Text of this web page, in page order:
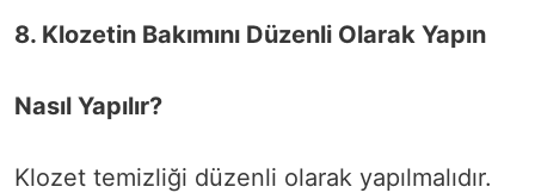
8. Klozetin Bakımını Düzenli Olarak Yapın
Nasıl Yapılır?
Klozet temizliği düzenli olarak yapılmalıdır.